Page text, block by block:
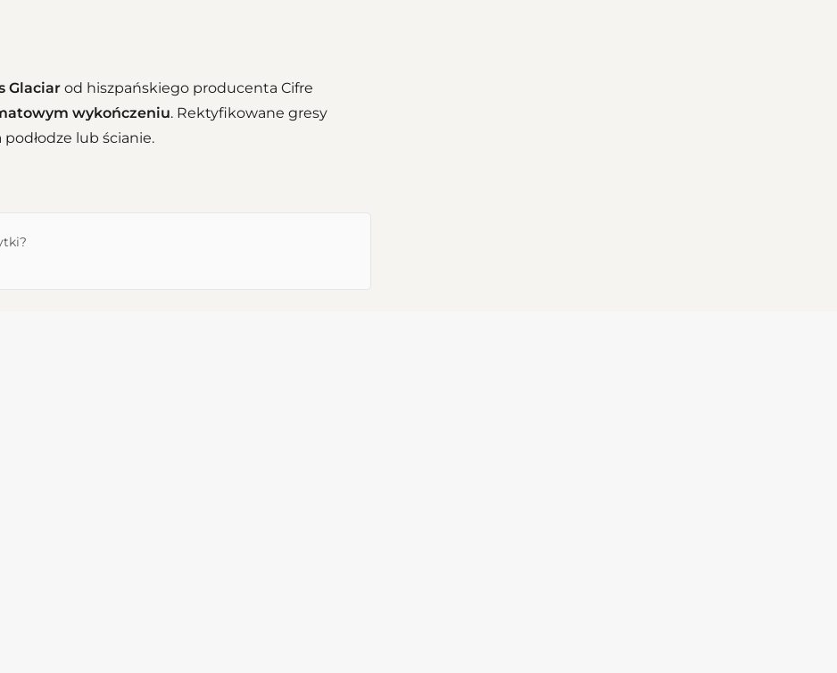
Glaciar od hiszpańskiego producenta Cifre
wykończeniu. Rektyfikowane gresy
lub ścianie.